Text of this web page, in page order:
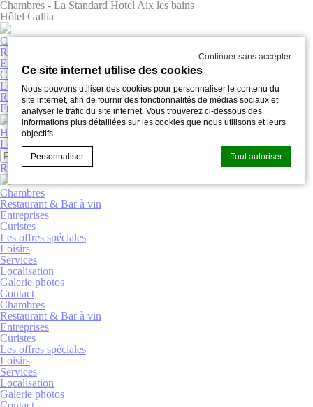
Continuer sans accepter
Ce site internet utilise des cookies
Nous pouvons utiliser des cookies pour personnaliser le contenu du
site internet, afin de fournir des fonctionnalités de médias sociaux et
analyser le trafic du site internet. Vous trouverez ci-dessous des
informations plus détaillées sur les cookies que nous utilisons et leurs
objectifs.
Personnaliser Tout autoriser
Déclaration de cookie par
jour: 2025-03-20.
Que sont les cookies?
textuelles qui sont utilisés par le site internet pour améliorer
l'expérience utilisateur. Acceptez tous les cookies ou
relative aux cookies
Nécessaire
comporter correctement en permettant des fonctionnalités
de base telles que les connexions aux zones privées ou la
Chambres - La Standard Hotel Aix les bains
Hôtel Gallia
Chambres
Restaurant & bar à vin
Entreprises
Curistes
Loisirs
Réserver
Français
Hôtel Gallia
Les offres spéciales Galerie photos
Réserver
Chambres
Restaurant & Bar à vin
Entreprises
Curistes
Les offres spéciales
Loisirs
Services
Localisation
Galerie photos
Contact
Chambres
Restaurant & Bar à vin
Entreprises
Curistes
Les offres spéciales
Loisirs
Services
Localisation
Galerie photos